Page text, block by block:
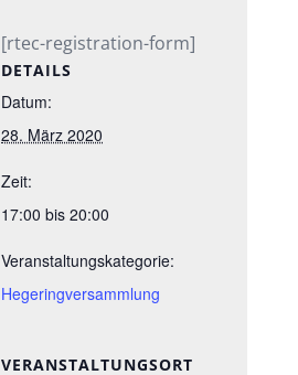
[rtec-registration-form]
DETAILS
Datum:
28. März 2020
Zeit:
17:00 bis 20:00
Veranstaltungskategorie:
Hegeringversammlung
VERANSTALTUNGSORT